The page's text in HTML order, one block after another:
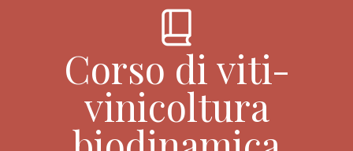
book_2
Corso di viti-
vinicoltura